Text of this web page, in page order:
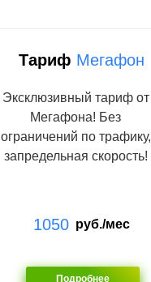
Тариф Мегафон
Эксклюзивный тариф от
Мегафона! Без
ограничений по трафику,
запредельная скорость!
1050 руб./мес
Подробнее